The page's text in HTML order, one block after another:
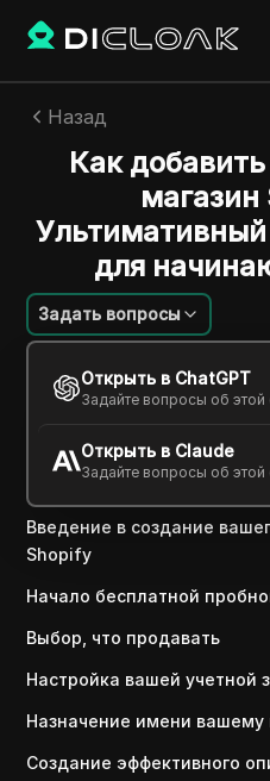
Назад
Как
Ультимативный
для
Задать вопросы
Открыть в ChatGPT
Задайте вопросы об этой
Открыть в Claude
Задайте вопросы об этой
Savannah Westwood
07 мая 2025 3 минут
Copy Link
Введение в создание
Shopify
Начало бесплатной
Выбор, что продавать
Настройка вашей учетной
Назначение имени вашему
Создание эффективного